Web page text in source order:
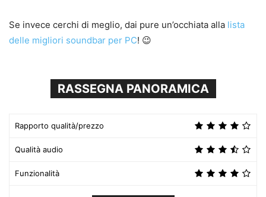
Se invece cerchi di meglio, dai pure un’occhiata alla lista
delle migliori soundbar per PC! 😉
RASSEGNA PANORAMICA
Rapporto qualità/prezzo
Qualità audio
Funzionalità